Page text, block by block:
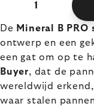
De Mineral B PRO
ontwerp en een
een gat om op te
Buyer, dat de
wereldwijd
waar stalen